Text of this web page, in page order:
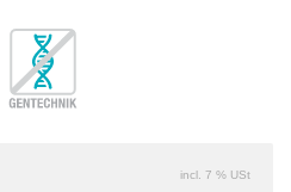
incl. 7 % USt